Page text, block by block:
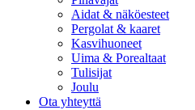
Aidat & näköesteet
Pergolat & kaaret
Kasvihuoneet
Uima & Porealtaat
Tulisijat
Joulu
Ota yhteyttä